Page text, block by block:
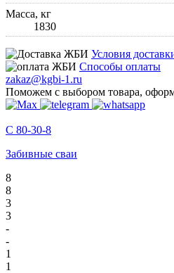
Масса, кг
1830
Условия
Способы оплаты
zakaz@kgbi-1.ru
Поможем с выбором товара,
С 80-30-8
Забивные сваи
8
8
3
3
-
-
1
1